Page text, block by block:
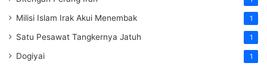
Milisi Islam Irak Akui Menembak 1
Satu Pesawat Tangkernya Jatuh 1
Dogiyai 1